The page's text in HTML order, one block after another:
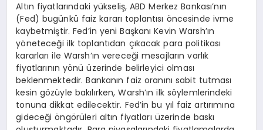
Altın fiyatlarındaki yükseliş, ABD Merkez Bankası’nın
(Fed) bugünkü faiz kararı toplantısı öncesinde ivme
kaybetmiştir. Fed’in yeni Başkanı Kevin Warsh’ın
yöneteceği ilk toplantıdan çıkacak para politikası
kararları ile Warsh’ın vereceği mesajların varlık
fiyatlarının yönü üzerinde belirleyici olması
beklenmektedir. Bankanın faiz oranını sabit tutması
kesin gözüyle bakılırken, Warsh’ın ilk söylemlerindeki
tonuna dikkat edilecektir. Fed’in bu yıl faiz artırımına
gideceği öngörüleri altın fiyatları üzerinde baskı